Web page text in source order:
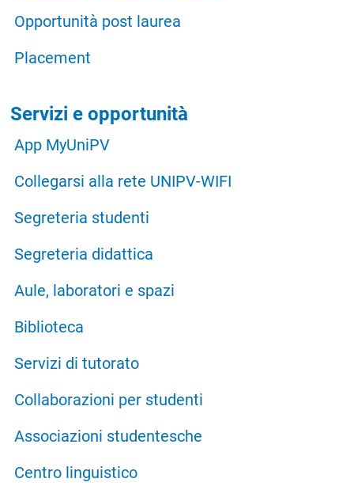
Opportunità post laurea
Placement
Servizi e opportunità
App MyUniPV
Collegarsi alla rete UNIPV-WIFI
Segreteria studenti
Segreteria didattica
Aule, laboratori e spazi
Biblioteca
Servizi di tutorato
Collaborazioni per studenti
Associazioni studentesche
Centro linguistico